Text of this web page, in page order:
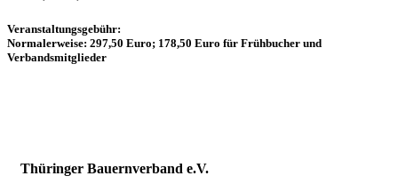
Veranstaltungsgebühr:
Normalerweise: 297,50 Euro; 178,50 Euro für Frühbucher und
Verbandsmitglieder
Thüringer Bauernverband e.V.